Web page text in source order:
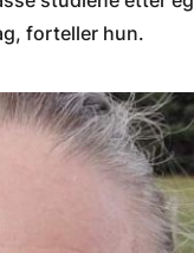
, forteller hun.